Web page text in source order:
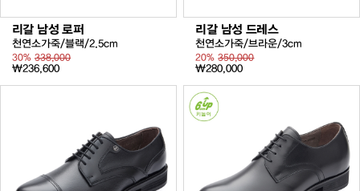
리갈 남성 로퍼
천연소가죽/블랙/2.5cm
30% 338,000
₩236,600
리갈 남성 드레스
천연소가죽/브라운/3cm
20%350,000
₩280,000